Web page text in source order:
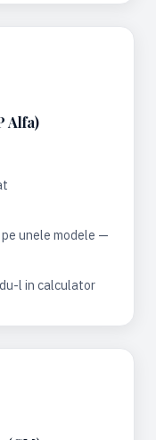
Alfa)
pe unele modele —
l in calculator